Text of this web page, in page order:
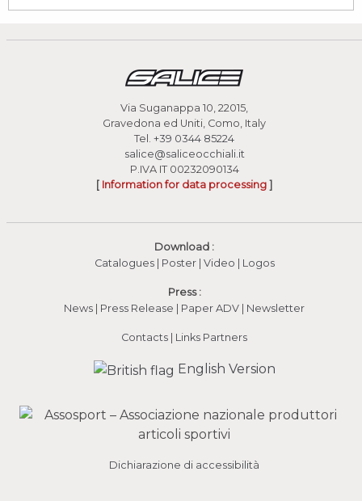
Via Suganappa 10, 22015,
Gravedona ed Uniti, Como, Italy
Tel. +39 0344 85224
salice@saliceocchiali.it
P.IVA IT 00232090134
[ Information for data processing ]
Download :
Catalogues| Poster| Video (apre in una nuova
| Logos
Press :
News | Press Release | Paper ADV | Newsletter
Contacts | Links Partners
English Version
Dichiarazione di accessibilità